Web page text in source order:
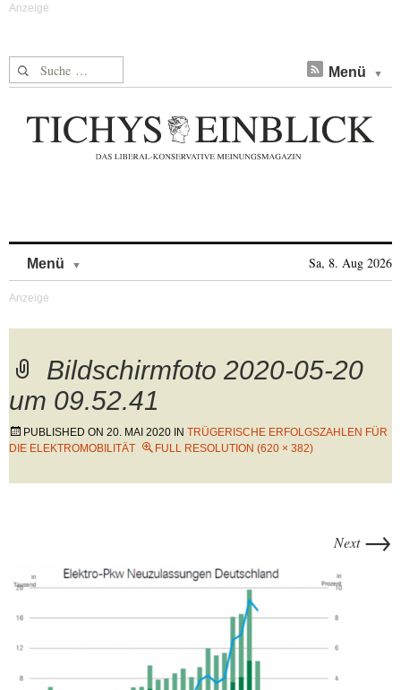
Suche nach: Menü
Menü Sa, 8. Aug 2026
Bildschirmfoto 2020-05-20
um 09.52.41
PUBLISHED ON 20. MAI 2020 IN TRÜGERISCHE ERFOLGSZAHLEN FÜR
DIE ELEKTROMOBILITÄT
FULL RESOLUTION (620 × 382)
Next →